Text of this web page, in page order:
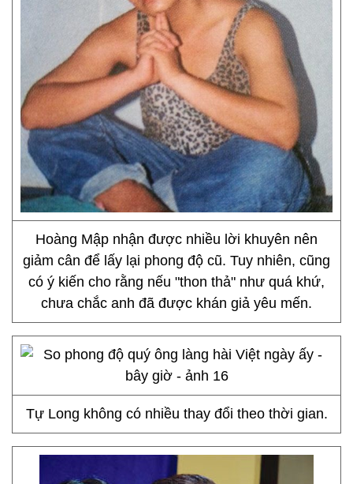
Hoàng Mập nhận được nhiều lời khuyên nên
giảm cân để lấy lại phong độ cũ. Tuy nhiên, cũng
có ý kiến cho rằng nếu "thon thả" như quá khứ,
chưa chắc anh đã được khán giả yêu mến.
Tự Long không có nhiều thay đổi theo thời gian.